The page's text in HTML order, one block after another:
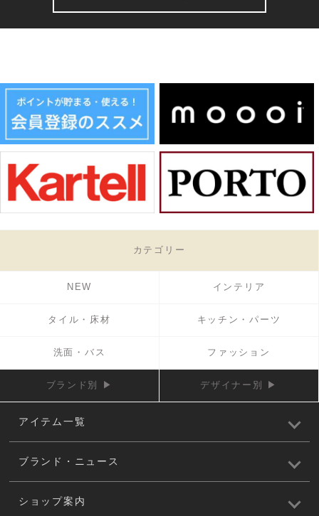
カテゴリー
NEW インテリア
タイル・床材 キッチン・パーツ
洗面・バス ファッション
ブランド別 ▶ デザイナー別 ▶
アイテム一覧
ブランド・ニュース
ショップ案内